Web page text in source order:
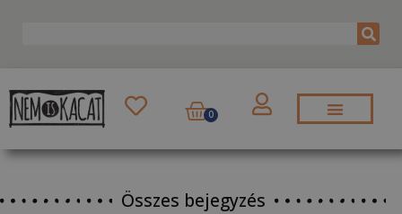
0
Összes bejegyzés